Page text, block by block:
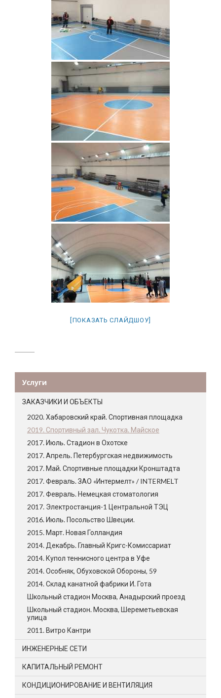
[ПОКАЗАТЬ СЛАЙДШОУ]
Услуги
ЗАКАЗЧИКИ И ОБЪЕКТЫ
2020. Хабаровский край. Спортивная площадка
2019. Спортивный зал. Чукотка. Майское
2017. Июль. Стадион в Охотске
2017. Апрель. Петербургская недвижимость
2017. Май. Спортивные площадки Кронштадта
2017. Февраль. ЗАО «Интермелт» / INTERMELT
2017. Февраль. Немецкая стоматология
2017. Электростанция-1 Центральной ТЭЦ
2016. Июль. Посольство Швеции.
2015. Март. Новая Голландия
2014. Декабрь. Главный Кригс-Комиссариат
2014. Купол теннисного центра в Уфе
2014. Особняк, Обуховской Обороны, 59
2014. Склад канатной фабрики И. Гота
Школьный стадион Москва, Анадырский проезд
Школьный стадион. Москва, Шереметьевская
улица
2011. Витро Кантри
ИНЖЕНЕРНЫЕ СЕТИ
КАПИТАЛЬНЫЙ РЕМОНТ
КОНДИЦИОНИРОВАНИЕ И ВЕНТИЛЯЦИЯ